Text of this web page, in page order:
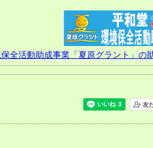
全活動助成事業「夏原グラント」の